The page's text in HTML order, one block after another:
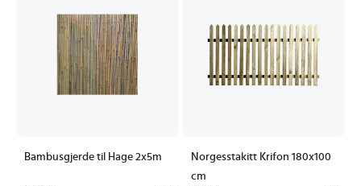
Bambusgjerde til Hage 2x5m
Norgesstakitt Krifon 180x100
cm